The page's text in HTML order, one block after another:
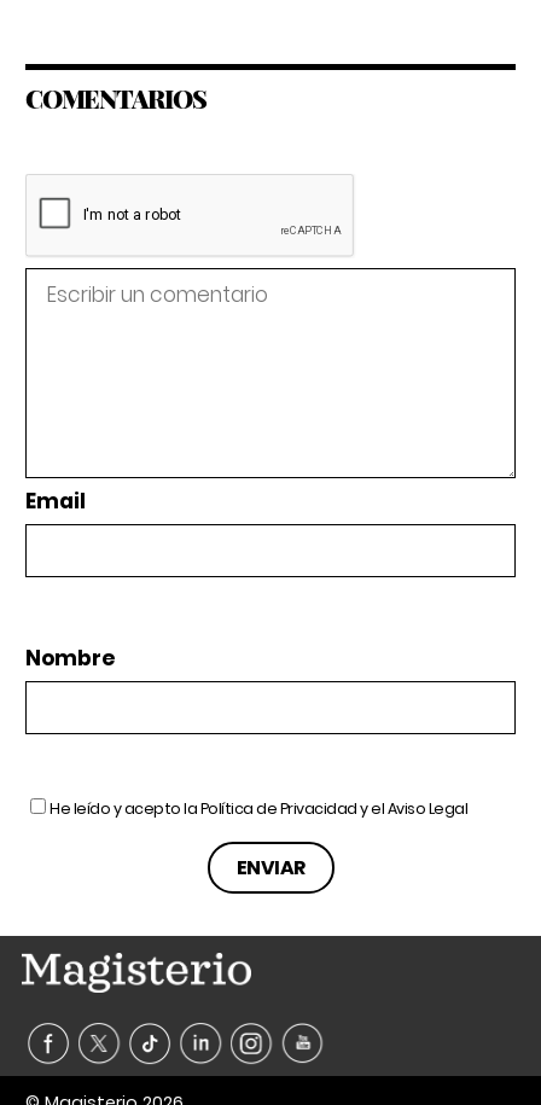
COMENTARIOS
Email
Nombre
He leído y acepto laPolítica de Privacidady elAviso Legal